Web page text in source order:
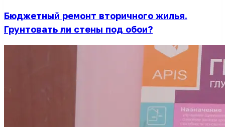
Бюджетный ремонт вторичного жилья.
Грунтовать ли стены под обои?